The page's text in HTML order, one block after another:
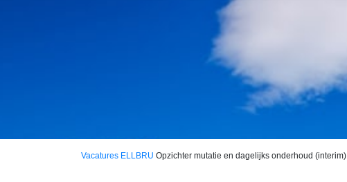
Vacatures ELLBRU Opzichter mutatie en dagelijks onderhoud (interim)